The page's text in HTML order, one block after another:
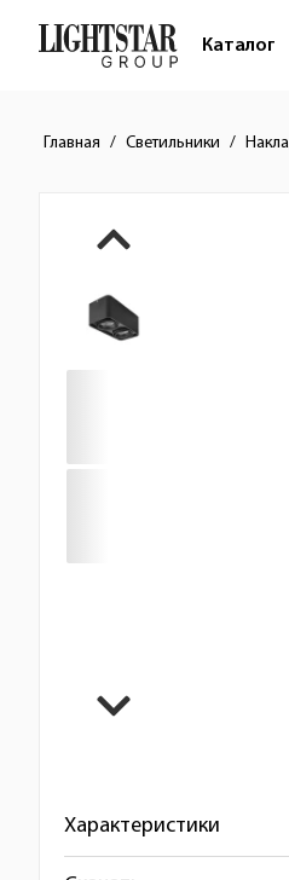
Каталог
Главная Светильники
Краткое
Изображения
Стоимость
Характеристики